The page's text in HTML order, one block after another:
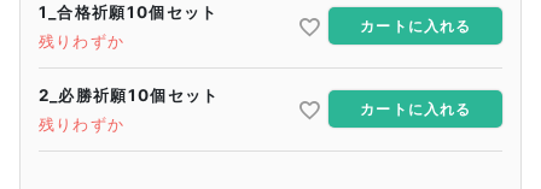
1_合格祈願10個セット
残りわずか
カートに入れる
2_必勝祈願10個セット
残りわずか
カートに入れる